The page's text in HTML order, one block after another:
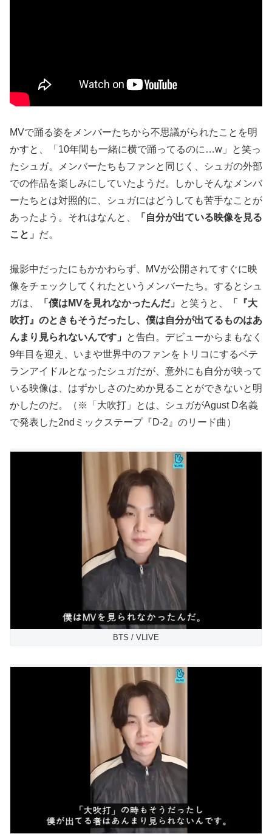
MVで踊る姿をメンバーたちから不思議がられたことを明
かすと、「10年間も一緒に横で踊ってるのに…w」と笑っ
たシュガ。メンバーたちもファンと同じく、シュガの外部
での作品を楽しみにしていたようだ。しかしそんなメンバ
ーたちとは対照的に、シュガにはどうしても苦手なことが
あったよう。それはなんと、
「自分が出ている映像を見る
こと」 だ。
撮影中だったにもかかわらず、MVが公開されてすぐに映
像をチェックしてくれたというメンバーたち。するとシュ
ガは、
「僕はMVを見れなかったんだ」 と笑うと、
「『大
吹打』のときもそうだったし、僕は自分が出てるものはあ
んまり見られないんです」
と告白。デビューからまもなく
9年目を迎え、いまや世界中のファンをトリコにするベテ
ランアイドルとなったシュガだが、意外にも自分が映って
いる映像は、はずかしさのためか見ることができないと明
かしたのだ。（※「大吹打」とは、シュガがAgust D名義
で発表した2ndミックステープ『D-2』のリード曲）
BTS / VLIVE